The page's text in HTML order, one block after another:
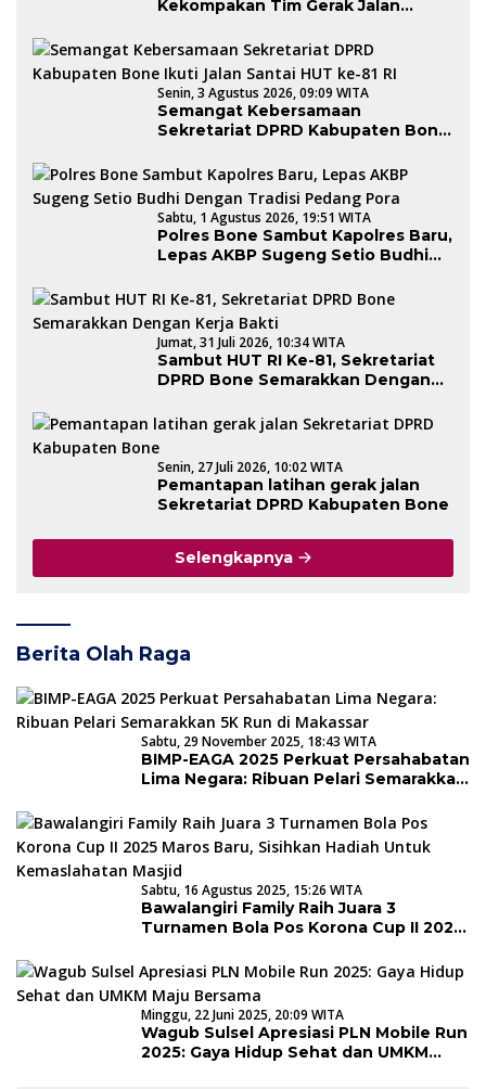
Kekompakan Tim Gerak Jalan
Rangka HUT Kemerdekaan RI Ke-81
Senin, 3 Agustus 2026, 09:09 WITA
Semangat Kebersamaan
Sekretariat DPRD Kabupaten Bone
Sabtu, 1 Agustus 2026, 19:51 WITA
Polres Bone Sambut Kapolres Baru,
Lepas AKBP Sugeng Setio Budhi
Jumat, 31 Juli 2026, 10:34 WITA
Sambut HUT RI Ke-81, Sekretariat
DPRD Bone Semarakkan Dengan
Senin, 27 Juli 2026, 10:02 WITA
Pemantapan latihan gerak jalan
Sekretariat DPRD Kabupaten Bone
Selengkapnya
Berita Olah Raga
Sabtu, 29 November 2025, 18:43 WITA
BIMP-EAGA 2025 Perkuat Persahabatan
Lima Negara: Ribuan Pelari Semarakkan
Sabtu, 16 Agustus 2025, 15:26 WITA
Bawalangiri Family Raih Juara 3
Turnamen Bola Pos Korona Cup II 2025
Kemaslahatan Masjid
Minggu, 22 Juni 2025, 20:09 WITA
Wagub Sulsel Apresiasi PLN Mobile Run
2025: Gaya Hidup Sehat dan UMKM